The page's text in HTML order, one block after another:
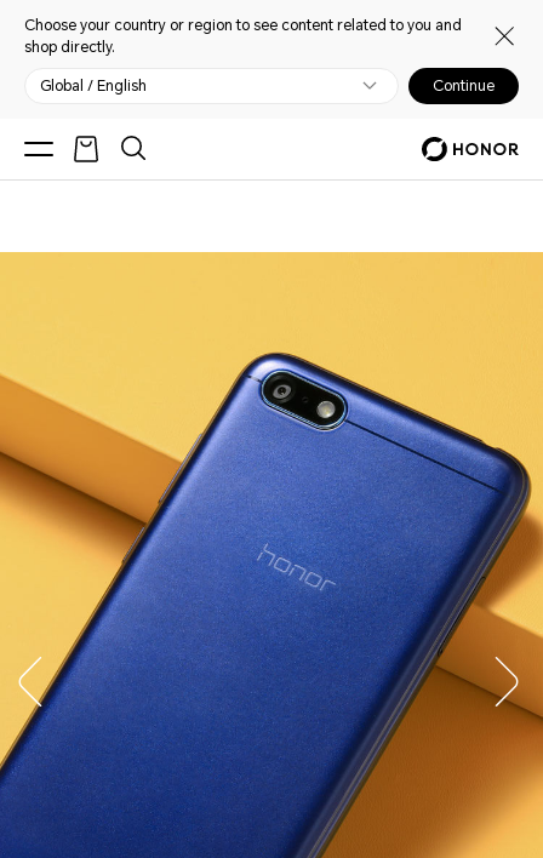
Choose your country or region to see content related to you and
shop directly.
Global / English Continue